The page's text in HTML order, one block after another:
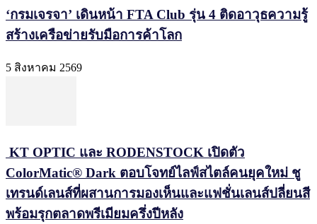
‘กรมเจรจา’ เดินหน้า FTA Club รุ่น 4 ติดอาวุธความรู้
สร้างเครือข่ายรับมือการค้าโลก
5 สิงหาคม 2569
KT OPTIC และ RODENSTOCK เปิดตัว
ColorMatic® Dark ตอบโจทย์ไลฟ์สไตล์คนยุคใหม่ ชู
เทรนด์เลนส์ที่ผสานการมองเห็นและแฟชั่นเลนส์ปลี่ยนสี
พร้อมรุกตลาดพรีเมียมครึ่งปีหลัง